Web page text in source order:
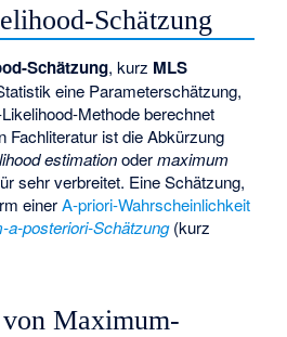
Schätzung
Schätzung, kurz MLS
eine Parameterschätzung,
Methode berechnet
Fachliteratur ist die Abkürzung
estimationodermaximum
sehr verbreitet. Eine Schätzung,
einerA-priori-Wahrscheinlichkeit
a-posteriori-Schätzung(kurz
Maximum-